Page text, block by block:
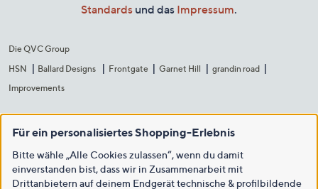
Standards und das Impressum.
Die QVC Group
HSN
Ballard Designs Frontgate Garnet Hill
grandin road
Improvements
Für ein personalisiertes Shopping-Erlebnis
Bitte wähle „Alle Cookies zulassen“, wenn du damit
einverstanden bist, dass wir in Zusammenarbeit mit
Drittanbietern auf deinem Endgerät technische & profilbildende